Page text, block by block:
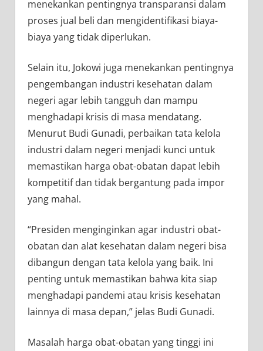
menekankan pentingnya transparansi dalam
proses jual beli dan mengidentifikasi biaya-
biaya yang tidak diperlukan.
Selain itu, Jokowi juga menekankan pentingnya
pengembangan industri kesehatan dalam
negeri agar lebih tangguh dan mampu
menghadapi krisis di masa mendatang.
Menurut Budi Gunadi, perbaikan tata kelola
industri dalam negeri menjadi kunci untuk
memastikan harga obat-obatan dapat lebih
kompetitif dan tidak bergantung pada impor
yang mahal.
“Presiden menginginkan agar industri obat-
obatan dan alat kesehatan dalam negeri bisa
dibangun dengan tata kelola yang baik. Ini
penting untuk memastikan bahwa kita siap
menghadapi pandemi atau krisis kesehatan
lainnya di masa depan,” jelas Budi Gunadi.
Masalah harga obat-obatan yang tinggi ini